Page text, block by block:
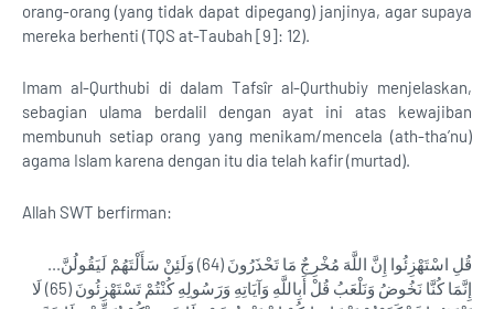
orang-orang (yang tidak dapat dipegang) janjinya, agar supaya
mereka berhenti (TQS at-Taubah [9]: 12).
Imam al-Qurthubi di dalam Tafsîr al-Qurthubiy menjelaskan,
sebagian ulama berdalil dengan ayat ini atas kewajiban
membunuh setiap orang yang menikam/mencela (ath-tha’nu)
agama Islam karena dengan itu dia telah kafir (murtad).
Allah SWT berfirman:
...قُلِ اسْتَهْزِئُوا إِنَّ اللَّهَ مُخْرِجٌ مَا تَحْذَرُونَ (64) وَلَئِنْ سَأَلْتَهُمْ لَيَقُولُنَّ
إِنَّمَا كُنَّا نَخُوضُ وَنَلْعَبُ قُلْ أَبِاللَّهِ وَآيَاتِهِ وَرَسُولِهِ كُنْتُمْ تَسْتَهْزِئُونَ (65) لَا